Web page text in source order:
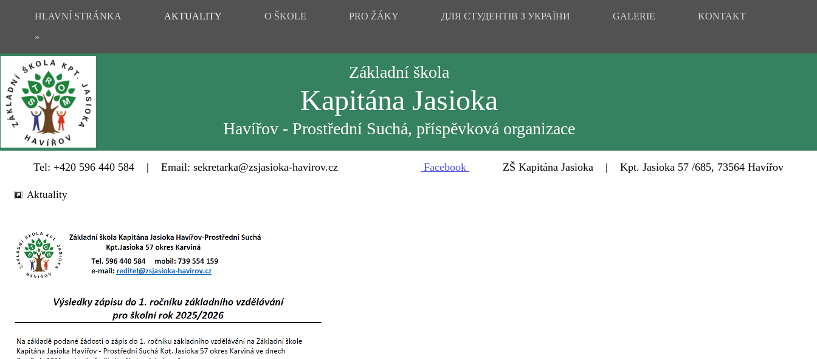
HLAVNÍ STRÁNKA AKTUALITY O ŠKOLE PRO ŽÁKY ДЛЯ СТУДЕНТІВ З УКРАЇНИ GALERIE
KONTAKT
»
Základní škola
Kapitána Jasioka
Havířov - Prostřední Suchá, příspěvková organizace
Tel: +420 596 440 584 | Email: sekretarka@zsjasioka-havirov.cz Facebook ZŠ Kapitána Jasioka | Kpt. Jasioka 57 /685, 73564 Havířov
Aktuality